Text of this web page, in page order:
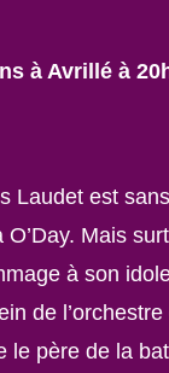
à Avrillé à
est
O’Day. Mais
à son
de
le père de la